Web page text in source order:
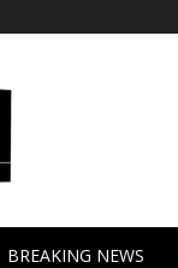
BREAKING NEWS